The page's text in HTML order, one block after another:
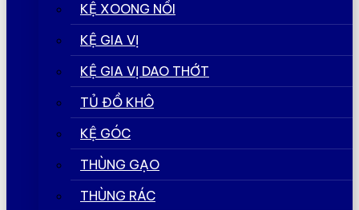
KỆ XOONG NỒI
KỆ GIA VỊ
KỆ GIA VỊ DAO THỚT
TỦ ĐỒ KHÔ
KỆ GÓC
THÙNG GẠO
THÙNG RÁC